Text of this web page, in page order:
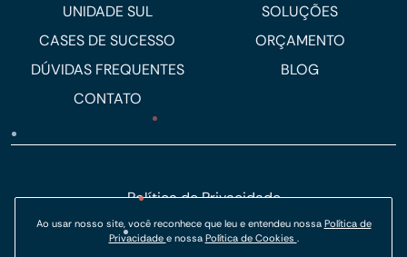
UNIDADE SUL
SOLUÇÕES
CASES DE SUCESSO
ORÇAMENTO
DÚVIDAS FREQUENTES
BLOG
CONTATO
Política de Privacidade
Política de Cookies
Ao usar nosso site, você reconhece que leu e entendeu nossa Política de
Privacidade e nossa Política de Cookies .